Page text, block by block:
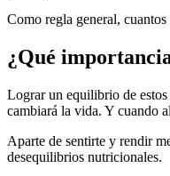
Como regla general,
¿Qué
Lograr un equilibrio de
cambiará la vida. Y cuando
Aparte de sentirte y rendir
desequilibrios nutricionales.